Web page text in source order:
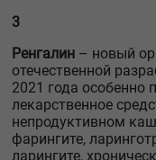
3
Ренгалин – новый
отечественной
2021 года
лекарственное
непродуктивном
фарингите,
ларингите,